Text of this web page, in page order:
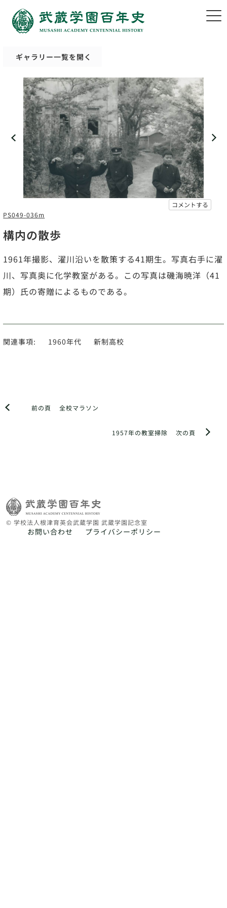
ギャラリー一覧を開く
コメントする
PS049-036m
構内の散歩
1961年撮影、濯川沿いを散策する41期生。写真右手に濯
川、写真奥に化学教室がある。この写真は磯海暁洋（41
期）氏の寄贈によるものである。
関連事項: 1960年代 新制高校
前の頁 全校マラソン
次の頁
1957年の教室掃除
© 学校法人根津育英会武蔵学園 武蔵学園記念室
お問い合わせ プライバシーポリシー